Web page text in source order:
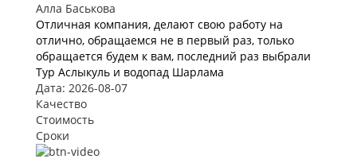
Алла Баськова
Отличная компания, делают свою работу на
отлично, обращаемся не в первый раз, только
обращается будем к вам, последний раз выбрали
Тур Аслыкуль и водопад Шарлама
Дата: 2026-08-07
Качество
Стоимость
Сроки